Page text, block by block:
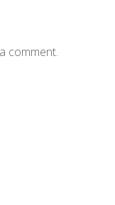
comment.